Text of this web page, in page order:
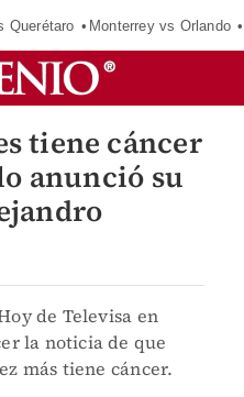
Querétaro Monterrey vs Orlando
tiene cáncer
anunció su
de Televisa en
la noticia de que
más tiene cáncer.